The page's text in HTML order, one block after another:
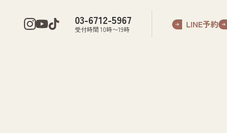
03-6712-5967
受付時間 10時〜19時 LINE予約